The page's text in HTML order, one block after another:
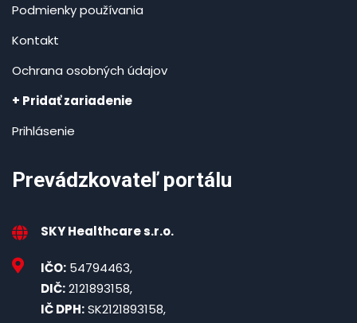
Podmienky používania
Kontakt
Ochrana osobných údajov
+ Pridať zariadenie
Prihlásenie
Prevádzkovateľ portálu
SKY Healthcare s.r.o.
IČO: 54794463,
DIČ:2121893158,
IČ DPH:SK2121893158,